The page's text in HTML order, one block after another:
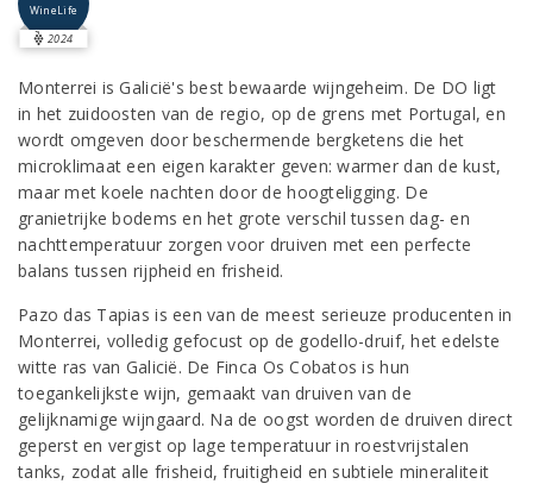
WineLife
2024
Monterrei is Galicië's best bewaarde wijngeheim. De DO ligt
in het zuidoosten van de regio, op de grens met Portugal, en
wordt omgeven door beschermende bergketens die het
microklimaat een eigen karakter geven: warmer dan de kust,
maar met koele nachten door de hoogteligging. De
granietrijke bodems en het grote verschil tussen dag- en
nachttemperatuur zorgen voor druiven met een perfecte
balans tussen rijpheid en frisheid.
Pazo das Tapias is een van de meest serieuze producenten in
Monterrei, volledig gefocust op de godello-druif, het edelste
witte ras van Galicië. De Finca Os Cobatos is hun
toegankelijkste wijn, gemaakt van druiven van de
gelijknamige wijngaard. Na de oogst worden de druiven direct
geperst en vergist op lage temperatuur in roestvrijstalen
tanks, zodat alle frisheid, fruitigheid en subtiele mineraliteit